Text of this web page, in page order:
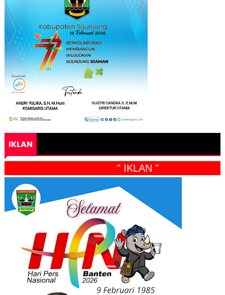
IKLAN
" IKLAN "